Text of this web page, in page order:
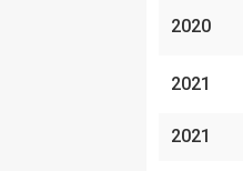
2020
2021
2021
2020
2021
2021